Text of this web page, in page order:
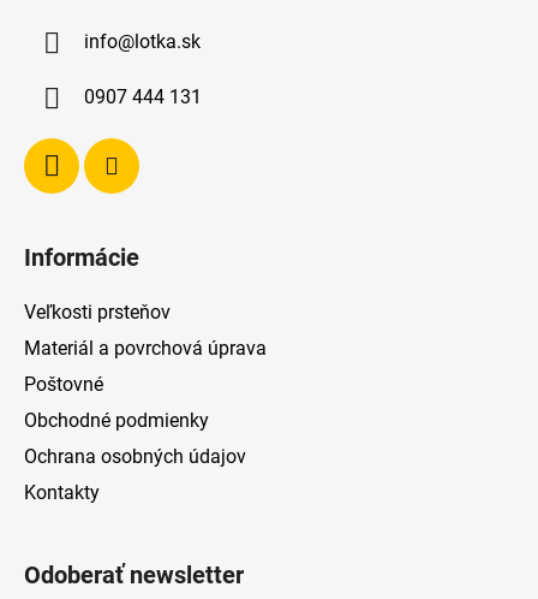
info@lotka.sk
0907 444 131
Informácie
Veľkosti prsteňov
Materiál a povrchová úprava
Poštovné
Obchodné podmienky
Ochrana osobných údajov
Kontakty
Odoberať newsletter